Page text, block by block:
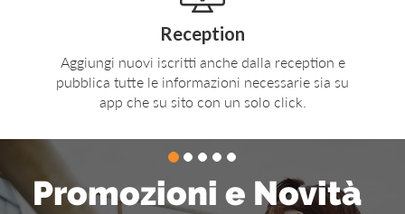
Reception
Aggiungi nuovi iscritti anche dalla reception e
pubblica tutte le informazioni necessarie sia su
app che su sito con un solo click.
Promozioni e Novità